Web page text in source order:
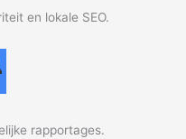
en lokale SEO.
rapportages.